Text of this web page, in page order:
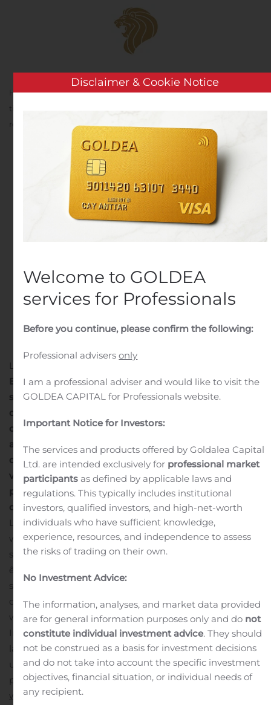
Skip to main content
Home Analysis Public Companies
ERYTECH
tiendra un webcast le 6 novembre 2020 à l’occasion de ses
résultats du troisième trimestre 2020
ERYTECH tiendra un
webcast le 6 novembre
2020 à l’occasion de ses
résultats du troisième
inPublic Companies.
LYON, France, 29 oct. 2020 (GLOBE NEWSWIRE) —
ERYTECH Pharma (Euronext Paris et Nasdaq: ERYP),
société biopharmaceutique de stade clinique qui
développe des thérapies innovantes en encapsulant
des médicaments dans les globules rouges,
aujourd’hui qu’elle tiendra, à l’occasion de ses résultats
du troisième trimestre, un webcast de présentation le
vendredi 6 novembre 2020 à 14h30 (heure de Paris)
pour revenir notamment sur ses récents
développements.
Les investisseurs et analystes souhaitant participer au
webcast pourront y accéder via les numéros
suivants :Mot de passe : 2943988#Le webcast pourra
être suivi à l’aide du lien suivant : https://edge.media-
server.com/mmc/p/cm8pkxrh
disponible à la réécoute sur le site internet d’ERYTECH,
www.erytech.com, dans la rubrique
Investisseurs/Webcasts.Par ailleurs, l’enregistrement de
la conférence téléphonique sera disponible pendant
une période de 7 jours : + 1 855 859 2056, avec le mot de
passe suivant :2943988#.À propos d’ERYTECH :
www.erytech.com
Disclaimer & Cookie Notice
Welcome to GOLDEA
services for Professionals
Before you continue, please confirm the following:
Professional advisersonly
I am a professional adviser and would like to visit the
GOLDEA CAPITAL for Professionals website.
Important Notice for Investors:
The services and products offered by Goldalea Capital
Ltd. are intended exclusively for professional market
participants as defined by applicable laws and
regulations. This typically includes institutional
investors, qualified investors, and high-net-worth
individuals who have sufficient knowledge,
experience, resources, and independence to assess
the risks of trading on their own.
No Investment Advice:
The information, analyses, and market data provided
are for general information purposes only and do not
constitute individual investment advice. They should
not be construed as a basis for investment decisions
and do not take into account the specific investment
objectives, financial situation, or individual needs of
any recipient.